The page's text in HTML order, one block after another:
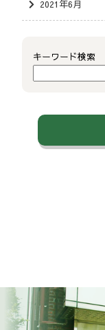
2021年6月
キーワード検索